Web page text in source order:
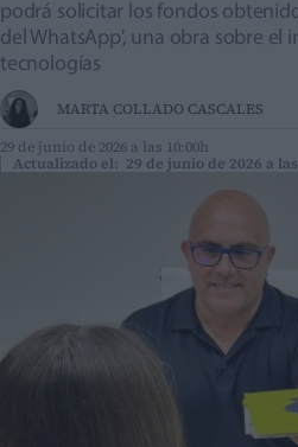
podrá solicitar los fondos
del WhatsApp', una obra sobre el
tecnologías
MARTA COLLADO CASCALES
29 de junio de 2026 a las 10:00h
Actualizado el: 29 de junio de 2026 a